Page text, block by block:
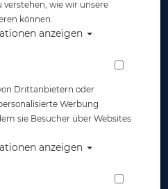
Oxygen- 360
wie wir unsere
können.
anzeigen
Drittanbietern oder
Werbung
sie Besucher über Websites
anzeigen